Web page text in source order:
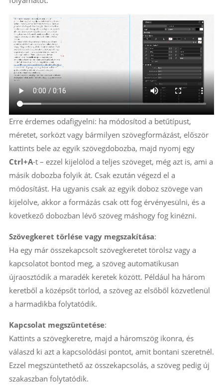
Erre érdemes odafigyelni: ha módosítod a betűtípust,
méretet, sorközt vagy bármilyen szövegformázást, először
kattints bele az egyik szövegdobozba, majd nyomj egy
Ctrl+A-t – ezzel kijelölöd a teljes szöveget, még azt is, ami a
másik dobozba folyik át. Csak ezután végezd el a
módosítást. Ha ugyanis csak az egyik doboz szövege van
kijelölve, akkor a formázás csak ott fog érvényesülni, és a
következő dobozban lévő szöveg máshogy fog kinézni.
Szövegkeret törlése vagy megszakítása:
Ha egy már összekapcsolt szövegkeretet törölsz vagy a
kapcsolatot bontod meg, a szöveg automatikusan
újraosztódik a maradék keretek között. Például ha három
keretből a középsőt törlöd, a szöveg az elsőből közvetlenül
a harmadikba folytatódik.
Kapcsolat megszüntetése:
Kattints a szövegkeretre, majd a háromszög ikonra, és
válaszd ki azt a kapcsolódási pontot, amit bontani szeretnél.
Ezzel megszüntethető az összekapcsolás, a szöveg pedig új
szakaszban folytatódik.